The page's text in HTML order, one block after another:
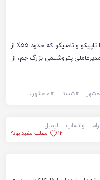
سابقه‌ی مدیریت دو هولدینگ اصلی شستا تاپیکو و تاصیکو که حدود ۵۵٪ از
پتروشیمی بزرگ جم، از
#شستا #ماهشهر،
واتساپ
ایمیل
12
مطلب مفید بود؟